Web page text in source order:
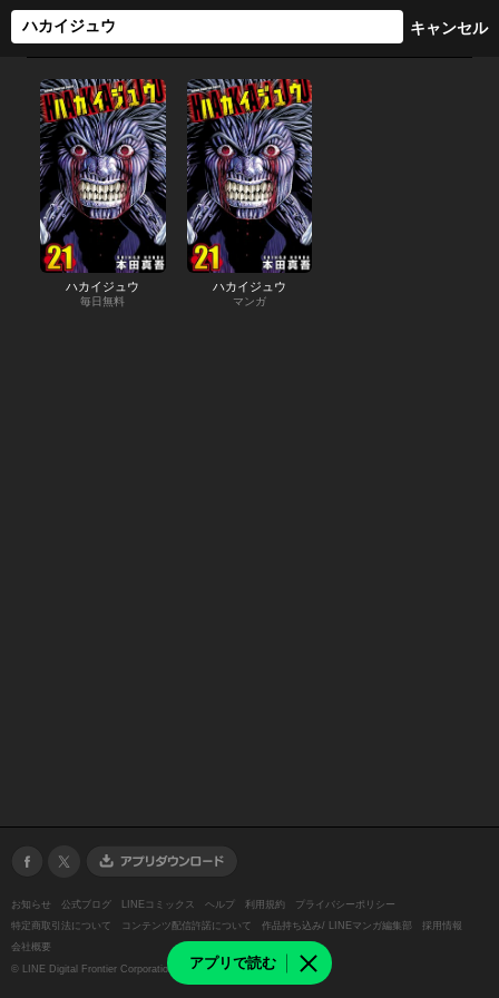
アプリで読む
ハカイジュウ
毎日無料
ハカイジュウ
マンガ
お知らせ 公式ブログ LINEコミックス ヘルプ 利用規約
プライバシーポリシー
特定商取引法について
コンテンツ配信許諾について 作品持ち込み/ LINEマンガ編集部
採用情報
会社概要
© LINE Digital Frontier Corporation